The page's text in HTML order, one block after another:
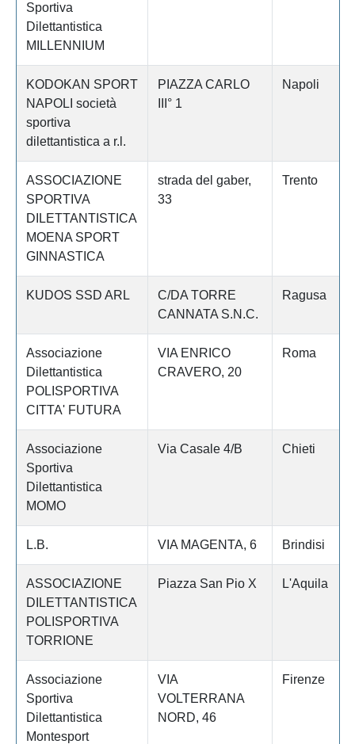
Sportiva
Dilettantistica
MILLENNIUM
KODOKAN SPORT
NAPOLI società
sportiva
dilettantistica a r.l.
PIAZZA CARLO
III° 1
Napoli
ASSOCIAZIONE
SPORTIVA
DILETTANTISTICA
MOENA SPORT
GINNASTICA
strada del gaber,
33
Trento
KUDOS SSD ARL
C/DA TORRE
CANNATA S.N.C.
Ragusa
Associazione
Dilettantistica
POLISPORTIVA
CITTA' FUTURA
VIA ENRICO
CRAVERO, 20
Roma
Associazione
Sportiva
Dilettantistica
MOMO
Via Casale 4/B Chieti
L.B. VIA MAGENTA, 6 Brindisi
ASSOCIAZIONE
DILETTANTISTICA
POLISPORTIVA
TORRIONE
Piazza San Pio X L'Aquila
Associazione
Sportiva
Dilettantistica
Montesport
VIA
VOLTERRANA
NORD, 46
Firenze